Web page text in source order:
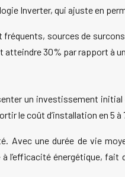
Inverter, qui ajuste en
sources de
30% par rapport à
un investissement
le coût d’installation en 5
une durée de vie
l’efficacité énergétique,